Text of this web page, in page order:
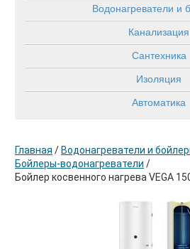
Водонагреватели и
Канализация
Сантехника
Изоляция
Автоматика
Главная / Водонагреватели и
Бойлеры-водонагреватели /
Бойлер косвенного нагрева VEGA
в